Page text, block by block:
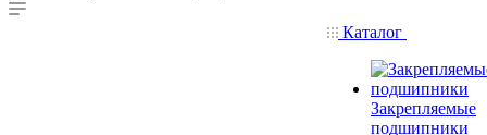
Каталог
Закрепляемые
подшипники